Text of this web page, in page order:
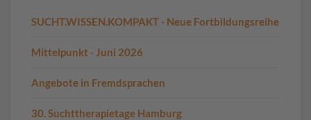
SUCHT.WISSEN.KOMPAKT - Neue Fortbildungsreihe
Mittelpunkt - Juni 2026
Angebote in Fremdsprachen
30. Suchttherapietage Hamburg